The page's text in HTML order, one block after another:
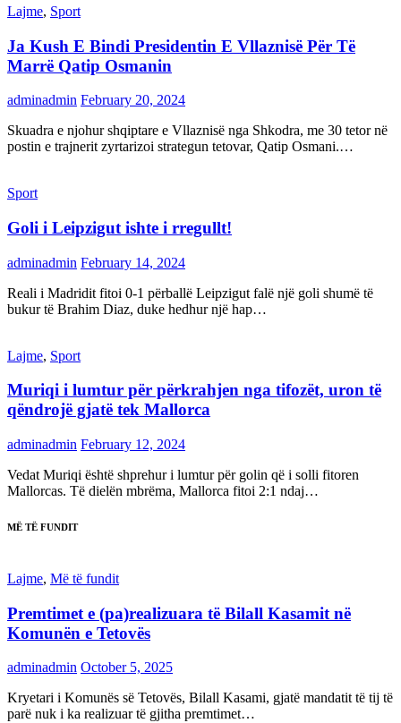
Lajme, Sport
Ja Kush E Bindi Presidentin E Vllaznisë Për Të
Marrë Qatip Osmanin
adminadmin February 20, 2024
Skuadra e njohur shqiptare e Vllaznisë nga Shkodra, me 30 tetor në
postin e trajnerit zyrtarizoi strategun tetovar, Qatip Osmani.…
Sport
Goli i Leipzigut ishte i rregullt!
adminadmin February 14, 2024
Reali i Madridit fitoi 0-1 përballë Leipzigut falë një goli shumë të
bukur të Brahim Diaz, duke hedhur një hap…
Lajme, Sport
Muriqi i lumtur për përkrahjen nga tifozët, uron të
qëndrojë gjatë tek Mallorca
adminadmin February 12, 2024
Vedat Muriqi është shprehur i lumtur për golin që i solli fitoren
Mallorcas. Të dielën mbrëma, Mallorca fitoi 2:1 ndaj…
MË TË FUNDIT
Lajme, Më të fundit
Premtimet e (pa)realizuara të Bilall Kasamit në
Komunën e Tetovës
adminadmin October 5, 2025
Kryetari i Komunës së Tetovës, Bilall Kasami, gjatë mandatit të tij të
parë nuk i ka realizuar të gjitha premtimet…